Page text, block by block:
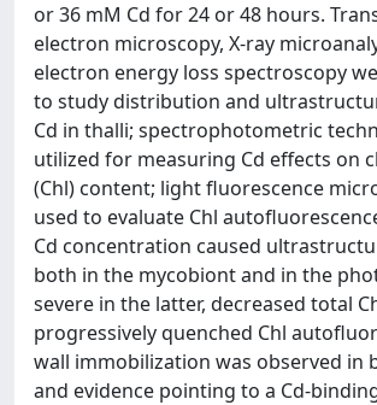
or 36 mM Cd for 24 or 48 hours.
electron microscopy, X-ray
electron energy loss spectroscopy
to study distribution and
Cd in thalli; spectrophotometric
utilized for measuring Cd effects on
(Chl) content; light fluorescence
used to evaluate Chl
Cd concentration caused
both in the mycobiont and in the
severe in the latter, decreased total
progressively quenched Chl
wall immobilization was observed in
and evidence pointing to a Cd-